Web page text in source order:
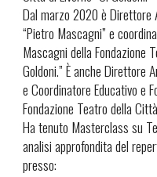
Dal marzo 2020 è Direttore
“Pietro Mascagni” e
Mascagni della Fondazione
Goldoni.” È anche Direttore
e Coordinatore Educativo e
Fondazione Teatro della
Ha tenuto Masterclass su
analisi approfondita del
presso: